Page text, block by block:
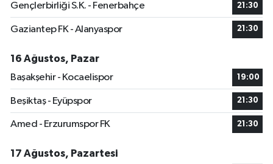
Gençlerbirliği S.K. - Fenerbahçe 21:30
Gaziantep FK - Alanyaspor 21:30
16 Ağustos, Pazar
Başakşehir - Kocaelispor
19:00
Beşiktaş - Eyüpspor 21:30
Amed - Erzurumspor FK 21:30
17 Ağustos, Pazartesi